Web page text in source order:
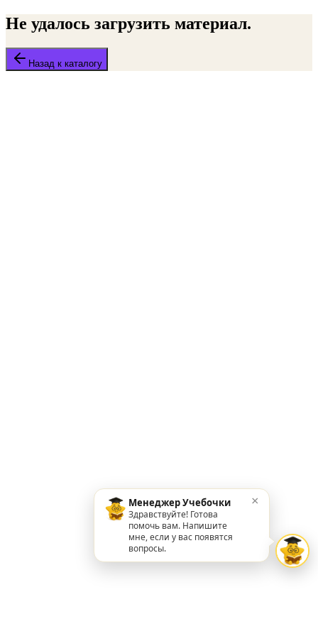
Не удалось загрузить материал.
Назад к каталогу
Менеджер Учебочки
Здравствуйте! Готова
помочь вам. Напишите
мне, если у вас появятся
вопросы.
×